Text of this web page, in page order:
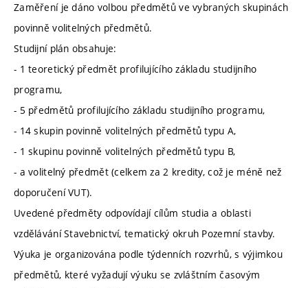
Zaměření je dáno volbou předmětů ve vybraných skupinách
povinně volitelných předmětů.
Studijní plán obsahuje:
- 1 teoretický předmět profilujícího základu studijního
programu,
- 5 předmětů profilujícího základu studijního programu,
- 14 skupin povinně volitelných předmětů typu A,
- 1 skupinu povinně volitelných předmětů typu B,
- a volitelný předmět (celkem za 2 kredity, což je méně než
doporučení VUT).
Uvedené předměty odpovídají cílům studia a oblasti
vzdělávání Stavebnictví, tematický okruh Pozemní stavby.
Výuka je organizována podle týdenních rozvrhů, s výjimkou
předmětů, které vyžadují výuku se zvláštním časovým